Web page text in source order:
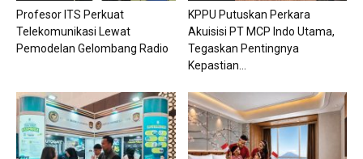
Profesor ITS Perkuat
Telekomunikasi Lewat
Pemodelan Gelombang Radio
KPPU Putuskan Perkara
Akuisisi PT MCP Indo Utama,
Tegaskan Pentingnya
Kepastian...